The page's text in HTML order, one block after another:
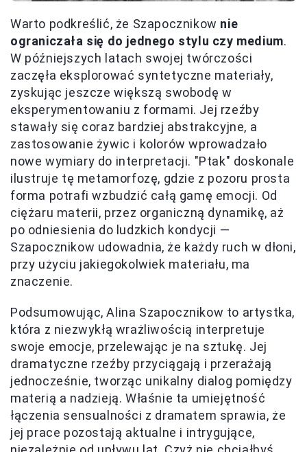
Warto podkreślić, że Szapocznikow nie
ograniczała się do jednego stylu czy medium.
W późniejszych latach swojej twórczości
zaczęła eksplorować syntetyczne materiały,
zyskując jeszcze większą swobodę w
eksperymentowaniu z formami. Jej rzeźby
stawały się coraz bardziej abstrakcyjne, a
zastosowanie żywic i kolorów wprowadzało
nowe wymiary do interpretacji. "Ptak" doskonale
ilustruje tę metamorfozę, gdzie z pozoru prosta
forma potrafi wzbudzić całą gamę emocji. Od
ciężaru materii, przez organiczną dynamikę, aż
po odniesienia do ludzkich kondycji —
Szapocznikow udowadnia, że każdy ruch w dłoni,
przy użyciu jakiegokolwiek materiału, ma
znaczenie.
Podsumowując, Alina Szapocznikow to artystka,
która z niezwykłą wrażliwością interpretuje
swoje emocje, przelewając je na sztukę. Jej
dramatyczne rzeźby przyciągają i przerażają
jednocześnie, tworząc unikalny dialog pomiędzy
materią a nadzieją. Właśnie ta umiejętność
łączenia sensualności z dramatem sprawia, że
jej prace pozostają aktualne i intrygujące,